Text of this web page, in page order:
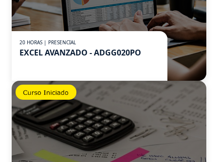
20 HORAS | PRESENCIAL
EXCEL AVANZADO - ADGG020PO